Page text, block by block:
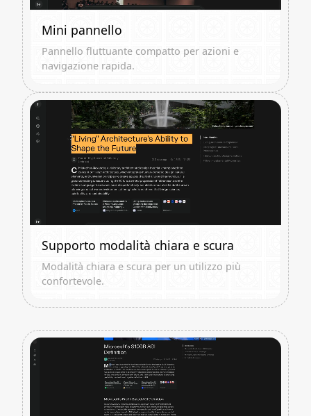
Mini pannello
Pannello fluttuante compatto per azioni e
navigazione rapida.
Supporto modalità chiara e scura
Modalità chiara e scura per un utilizzo più
confortevole.